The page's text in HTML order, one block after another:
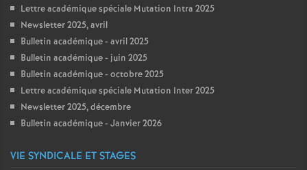
Lettre académique spéciale Mutation Intra 2025
Newsletter 2025, avril
Bulletin académique - avril 2025
Bulletin académique - juin 2025
Bulletin académique - octobre 2025
Lettre académique spéciale Mutation Inter 2025
Newsletter 2025, décembre
Bulletin académique - Janvier 2026
VIE SYNDICALE ET STAGES